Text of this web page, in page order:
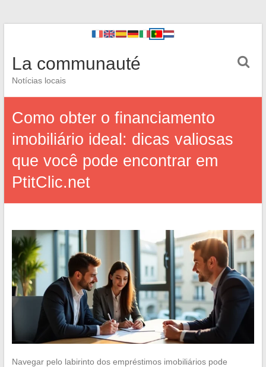
La communauté
Notícias locais
Como obter o financiamento
imobiliário ideal: dicas valiosas
que você pode encontrar em
PtitClic.net
Navegar pelo labirinto dos empréstimos imobiliários pode